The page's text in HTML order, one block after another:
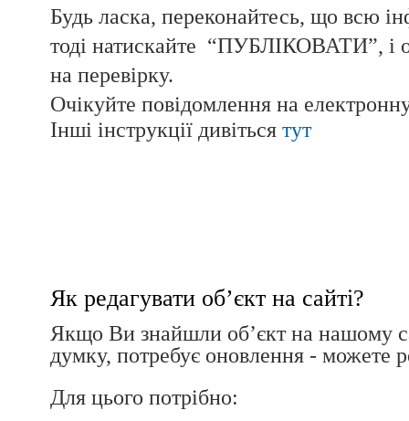
Будь ласка, переконайтесь, що всю
тоді натискайте “ПУБЛІКОВАТИ”, і
на перевірку.
Очікуйте повідомлення на
Інші інструкції дивіться тут
Як редагувати об’єкт на сайті?
Якщо Ви знайшли об’єкт на нашому
думку, потребує оновлення - можете
Для цього потрібно: